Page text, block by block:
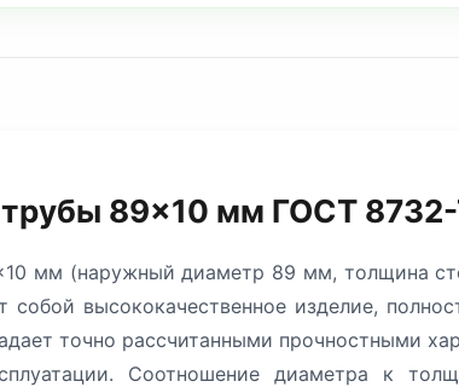
трубы 89×10 мм ГОСТ
мм (наружный диаметр 89 мм, толщина
собой высококачественное изделие,
точно рассчитанными прочностными
Соотношение диаметра к